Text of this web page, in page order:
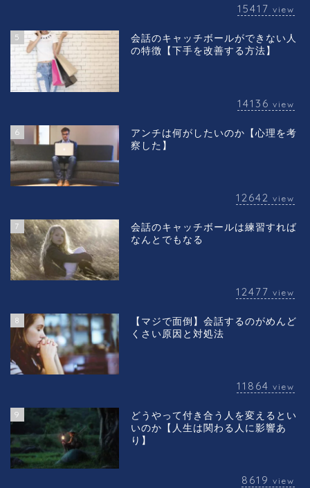
15417 view
5
会話のキャッチボールができない人
の特徴【下手を改善する方法】
14136 view
6
アンチは何がしたいのか【心理を考
察した】
12642 view
7
会話のキャッチボールは練習すれば
なんとでもなる
12477 view
8
【マジで面倒】会話するのがめんど
くさい原因と対処法
11864 view
9
どうやって付き合う人を変えるとい
いのか【人生は関わる人に影響あ
り】
8619 view